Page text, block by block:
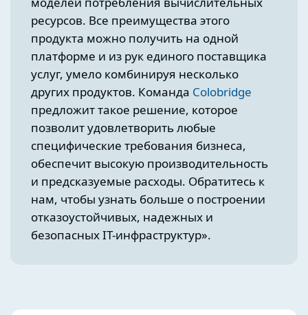
ресурсов. Все преимущества этого
продукта можно получить на одной
платформе и из рук единого поставщика
услуг, умело комбинируя несколько
других продуктов. Команда Colobridge
предложит такое решение, которое
позволит удовлетворить любые
специфические требования бизнеса,
обеспечит высокую производительность
и предсказуемые расходы. Обратитесь к
нам, чтобы узнать больше о построении
отказоустойчивых, надежных и
безопасных IT-инфраструктур».